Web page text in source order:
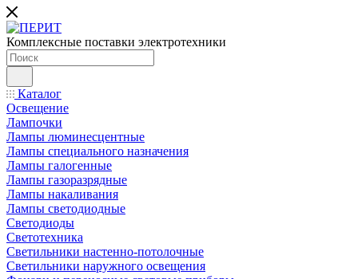
Комплексные поставки электротехники
Каталог
Освещение
Лампочки
Лампы люминесцентные
Лампы специального назначения
Лампы галогенные
Лампы газоразрядные
Лампы накаливания
Лампы светодиодные
Светодиоды
Светотехника
Светильники настенно-потолочные
Светильники наружного освещения